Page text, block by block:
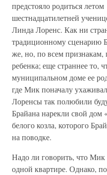
предстояло родиться
шестнадцатилетней
Линда Лоренс. Как ни
традиционному сценарию
же, но, по всем признакам,
ребенка; еще страннее то,
муниципальном доме ее
где Мик поначалу
Лоренсы так полюбили
Брайана нарекли свой
белого козла, которого
на поводке.
Надо ли говорить, что
одной квартире. Однако,